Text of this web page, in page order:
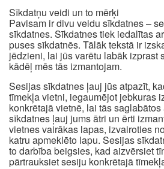
Sīkdatņu veidi un to mērķi
Pavisam ir divu veidu sīkdatnes –
sīkdatnes. Sīkdatnes tiek iedalītas
puses sīkdatnēs. Tālāk tekstā ir
jēdzieni, lai jūs varētu labāk izprast
kādēļ mēs tās izmantojam.
Sesijas sīkdatnes ļauj jūs atpazīt,
tīmekļa vietni, iegaumējot jebkuras
konkrētajā vietnē, lai tās
sīkdatnes ļauj jums ātri un ērti
vietnes vairākas lapas, izvairoties
katru apmeklēto lapu. Sesijas
to darbība beigsies, kad aizvērsiet
pārtrauksiet sesiju konkrētajā